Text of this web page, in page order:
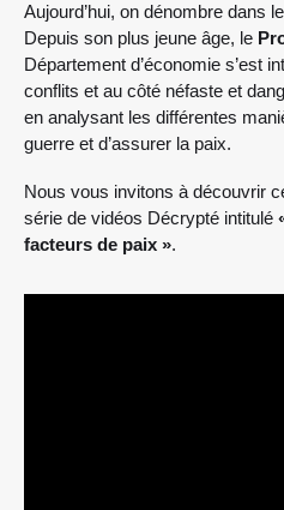
Aujourd’hui, on dénombre dans
Depuis son plus jeune âge, le
Département d’économie s’est
conflits et au côté néfaste et
en analysant les différentes
guerre et d’assurer la paix.
Nous vous invitons à découvrir
série de vidéos Décrypté intitulé
facteurs de paix ».